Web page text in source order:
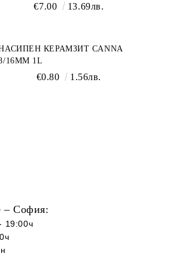
€7.00 13.69лв.
КЕРАМЗИТ CANNA
16ММ 1L
€0.80 1.56лв.
– София:
19:00ч